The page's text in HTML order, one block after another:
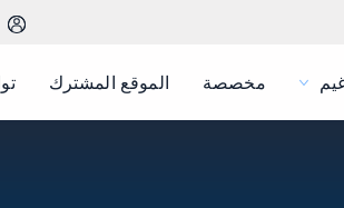
مخصصة الموقع المشترك